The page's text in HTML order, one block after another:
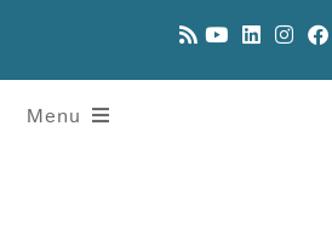
Menu